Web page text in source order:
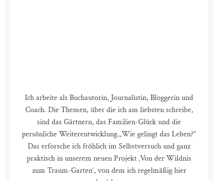
Ich arbeite als Buchautorin, Journalistin, Bloggerin und
Coach. Die Themen, über die ich am liebsten schreibe,
sind das Gärtnern, das Familien-Glück und die
persönliche Weiterentwicklung.„Wie gelingt das Leben?“
Das erforsche ich fröhlich im Selbstversuch und ganz
praktisch in unserem neuen Projekt ‚Von der Wildnis
zum Traum-Garten‘, von dem ich regelmäßig hier